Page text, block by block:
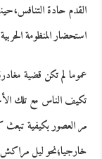
القدم حادة
استحضار المنظومة
عموما لم تكن قضية
تكيف الناس مع تلك
مر العصور بكيفية تبعث
خارجيا؛نحو ليل مراكش